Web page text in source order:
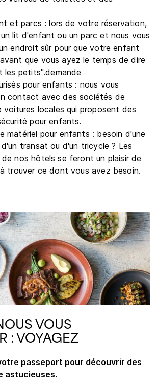
et parcs : lors de votre réservation,
lit d'enfant ou un parc et nous vous
endroit sûr pour que votre enfant
que vous ayez le temps de dire
les petits".demande
pour enfants : nous vous
contact avec des sociétés de
voitures locales qui proposent des
pour enfants.
matériel pour enfants : besoin d'une
transat ou d'un tricycle ? Les
nos hôtels se feront un plaisir de
trouver ce dont vous avez besoin.
VOUS
: VOYAGEZ
passeport pour découvrir des
astucieuses.